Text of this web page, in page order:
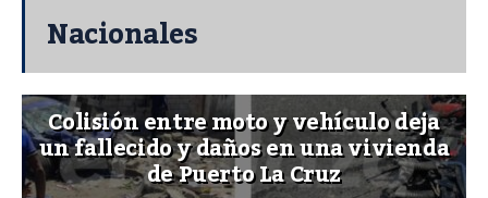
Nacionales
Colisión entre moto y vehículo deja
un fallecido y daños en una vivienda
de Puerto La Cruz